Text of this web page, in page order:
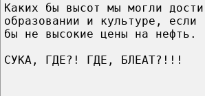
Каких бы высот мы могли
образовании и культуре, если
бы не высокие цены на нефть.
СУКА, ГДЕ?! ГДЕ, БЛЕАТ?!!!